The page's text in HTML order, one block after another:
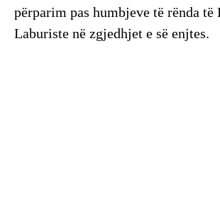
përparim pas humbjeve të rënda të
Laburiste në zgjedhjet e së enjtes.